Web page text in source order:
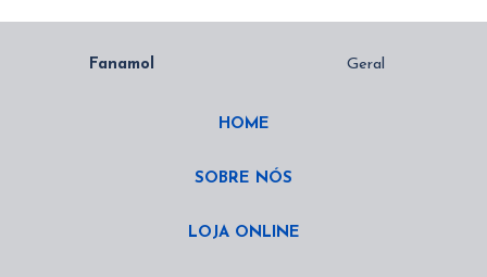
HOME
SOBRE NÓS
LOJA ONLINE